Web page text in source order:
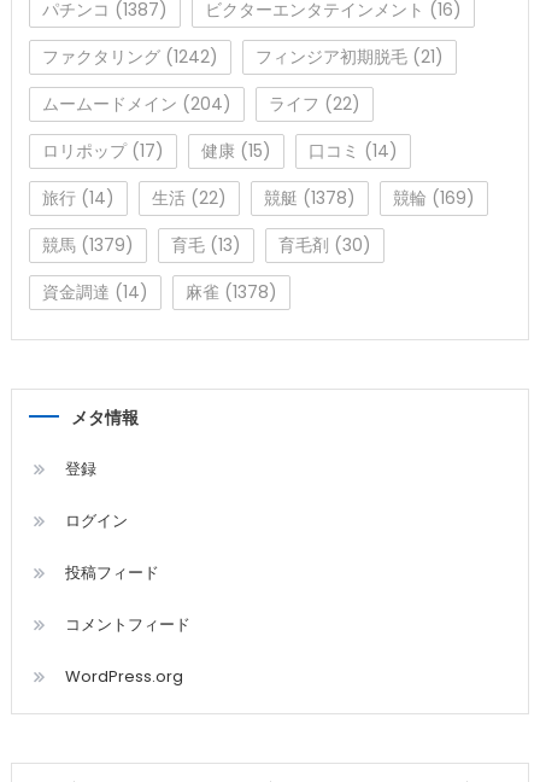
パチンコ (1387) ビクターエンタテインメント (16)
ファクタリング(1242) フィンジア初期脱毛(21)
ムームードメイン (204) ライフ (22)
ロリポップ(17) 健康(15) 口コミ (14)
旅行(14) 生活(22) 競艇 (1378) 競輪 (169)
競馬(1379) 育毛(13) 育毛剤 (30)
資金調達 (14) 麻雀 (1378)
メタ情報
登録
ログイン
投稿フィード
コメントフィード
WordPress.org